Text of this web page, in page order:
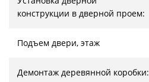
конструкции в дверной проем:
Подъем двери, этаж
Демонтаж деревянной коробки: